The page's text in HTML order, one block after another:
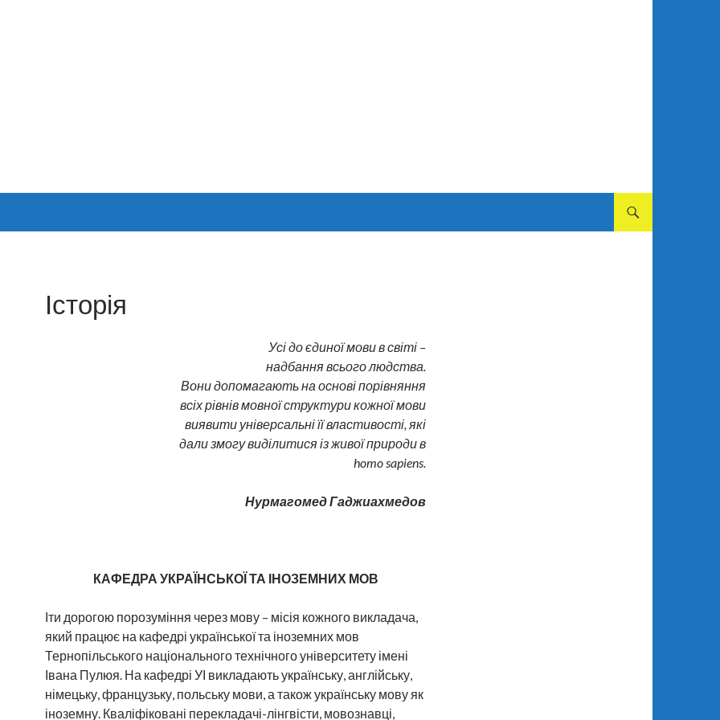
Історія
Усі до єдиної мови в світі –
надбання всього людства.
Вони допомагають на основі порівняння
всіх рівнів мовної структури кожної мови
виявити універсальні її властивості, які
дали змогу виділитися із живої природи в
homo sapiens.
Нурмагомед Гаджиахмедов
КАФЕДРА УКРАЇНСЬКОЇ ТА ІНОЗЕМНИХ МОВ
Іти дорогою порозуміння через мову – місія кожного викладача,
який працює на кафедрі української та іноземних мов
Тернопільського національного технічного університету імені
Івана Пулюя. На кафедрі УІ викладають українську, англійську,
німецьку, французьку, польську мови, а також українську мову як
іноземну. Кваліфіковані перекладачі-лінгвісти, мовознавці,